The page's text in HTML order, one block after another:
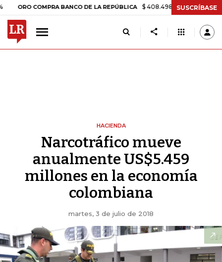
COMPRA BANCO DE LA REPÚBLICA $ 408.498,97 +$ 8.753,81 +2,19%
SUSCRÍBASE
HACIENDA
Narcotráfico mueve
anualmente US$5.459
millones en la economía
colombiana
martes, 3 de julio de 2018